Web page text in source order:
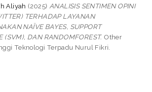
Aliyah (2025) ANALISIS SENTIMEN OPINI
TERHADAP LAYANAN
NAÏVE BAYES, SUPPORT
(SVM), DAN RANDOMFOREST. Other
Teknologi Terpadu Nurul Fikri.